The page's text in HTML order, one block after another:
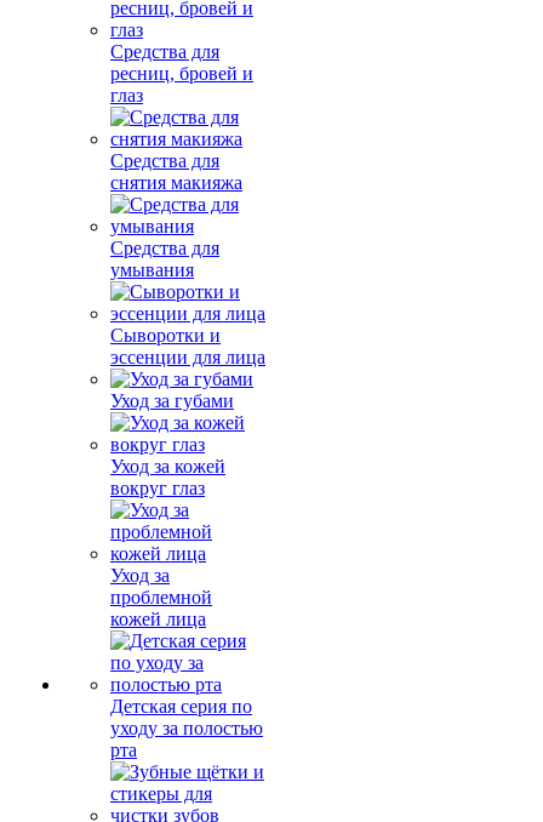
Средства для
ресниц, бровей и
глаз
Средства для
снятия макияжа
Средства для
умывания
Сыворотки и
эссенции для лица
Уход за губами
Уход за кожей
вокруг глаз
Уход за
проблемной
кожей лица
Детская серия по
уходу за полостью
рта